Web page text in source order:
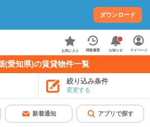
ダウンロード
お気に入り 閲覧履歴 お知らせ マイページ
(愛知県)の賃貸物件一覧
絞り込み条件
変更する
新着通知 アプリで探す